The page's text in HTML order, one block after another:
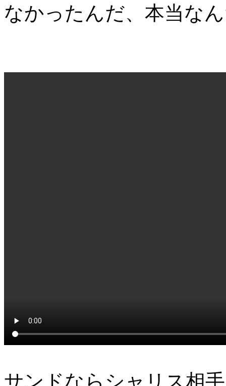
なかったんだ、本当な
サンドならシャリス相